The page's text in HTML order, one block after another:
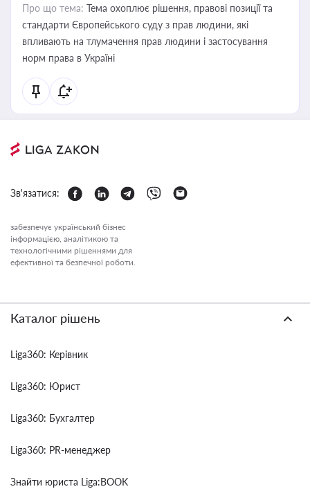
Про що тема: Тема охоплює рішення, правові позиції та
стандарти Європейського суду з прав людини, які
впливають на тлумачення прав людини і застосування
норм права в Україні
Зв'язатися:
забезпечує український бізнес
інформацією, аналітикою та
технологічними рішеннями для
ефективної та безпечної роботи.
Каталог рішень
Liga360: Керівник
Liga360: Юрист
Liga360: Бухгалтер
Liga360: PR-менеджер
Знайти юриста Liga:BOOK